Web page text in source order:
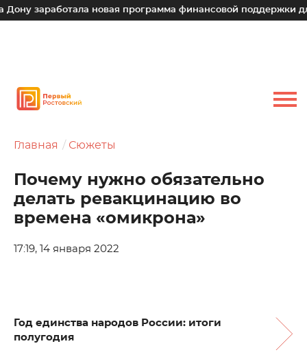
новая программа финансовой поддержки для малых
Главная Сюжеты
Почему нужно обязательно
делать ревакцинацию во
времена «омикрона»
17:19, 14 января 2022
Год единства народов России: итоги
полугодия